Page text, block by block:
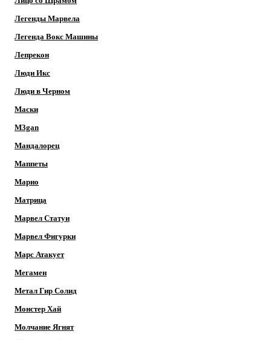
Легенды Марвела
Легенда Вокс Машины
Лепрекон
Люди Икс
Люди в Черном
Маски
M3gan
Мандалорец
Маппеты
Марио
Матрица
Марвел Статуи
Марвел Фигурки
Марс Атакует
Мегамен
Метал Гир Солид
Монстер Хай
Молчание Ягнят